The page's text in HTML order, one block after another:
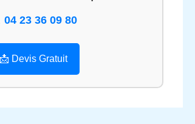
04 23 36 09 80
📩 Devis Gratuit